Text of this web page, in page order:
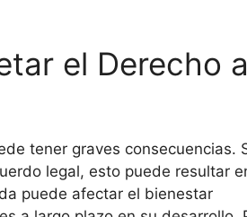
el Derecho a
tener graves consecuencias.
legal, esto puede resultar
puede afectar el bienestar